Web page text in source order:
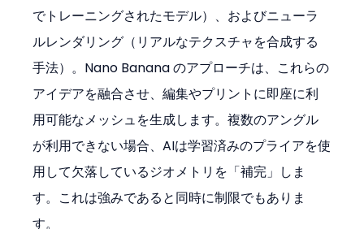
でトレーニングされたモデル）、およびニューラ
ルレンダリング（リアルなテクスチャを合成する
手法）。Nano Banana のアプローチは、これらの
アイデアを融合させ、編集やプリントに即座に利
用可能なメッシュを生成します。複数のアングル
が利用できない場合、AIは学習済みのプライアを使
用して欠落しているジオメトリを「補完」しま
す。これは強みであると同時に制限でもありま
す。